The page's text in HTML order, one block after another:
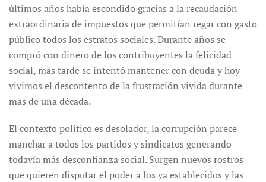
últimos años había escondido gracias a la recaudación
extraordinaria de impuestos que permitían regar con gasto
público todos los estratos sociales. Durante años se
compró con dinero de los contribuyentes la felicidad
social, más tarde se intentó mantener con deuda y hoy
vivimos el descontento de la frustración vivida durante
más de una década.
El contexto político es desolador, la corrupción parece
manchar a todos los partidos y sindicatos generando
todavía más desconfianza social. Surgen nuevos rostros
que quieren disputar el poder a los ya establecidos y las